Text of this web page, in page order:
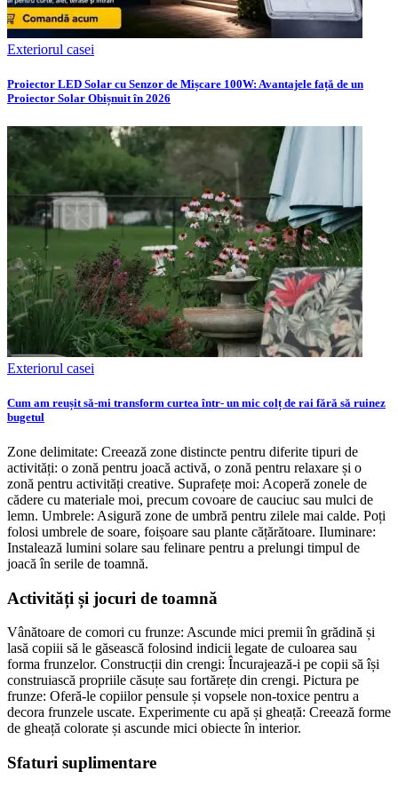
Exteriorul casei
Proiector LED Solar cu Senzor de Mișcare 100W: Avantajele față de un
Proiector Solar Obișnuit în 2026
Exteriorul casei
Cum am reușit să-mi transform curtea într- un mic colț de rai fără să ruinez
bugetul
Zone delimitate: Creează zone distincte pentru diferite tipuri de
activități: o zonă pentru joacă activă, o zonă pentru relaxare și o
zonă pentru activități creative. Suprafețe moi: Acoperă zonele de
cădere cu materiale moi, precum covoare de cauciuc sau mulci de
lemn. Umbrele: Asigură zone de umbră pentru zilele mai calde. Poți
folosi umbrele de soare, foișoare sau plante cățărătoare. Iluminare:
Instalează lumini solare sau felinare pentru a prelungi timpul de
joacă în serile de toamnă.
Activități și jocuri de toamnă
Vânătoare de comori cu frunze: Ascunde mici premii în grădină și
lasă copiii să le găsească folosind indicii legate de culoarea sau
forma frunzelor. Construcții din crengi: Încurajează-i pe copii să își
construiască propriile căsuțe sau fortărețe din crengi. Pictura pe
frunze: Oferă-le copiilor pensule și vopsele non-toxice pentru a
decora frunzele uscate. Experimente cu apă și gheață: Creează forme
de gheață colorate și ascunde mici obiecte în interior.
Sfaturi suplimentare